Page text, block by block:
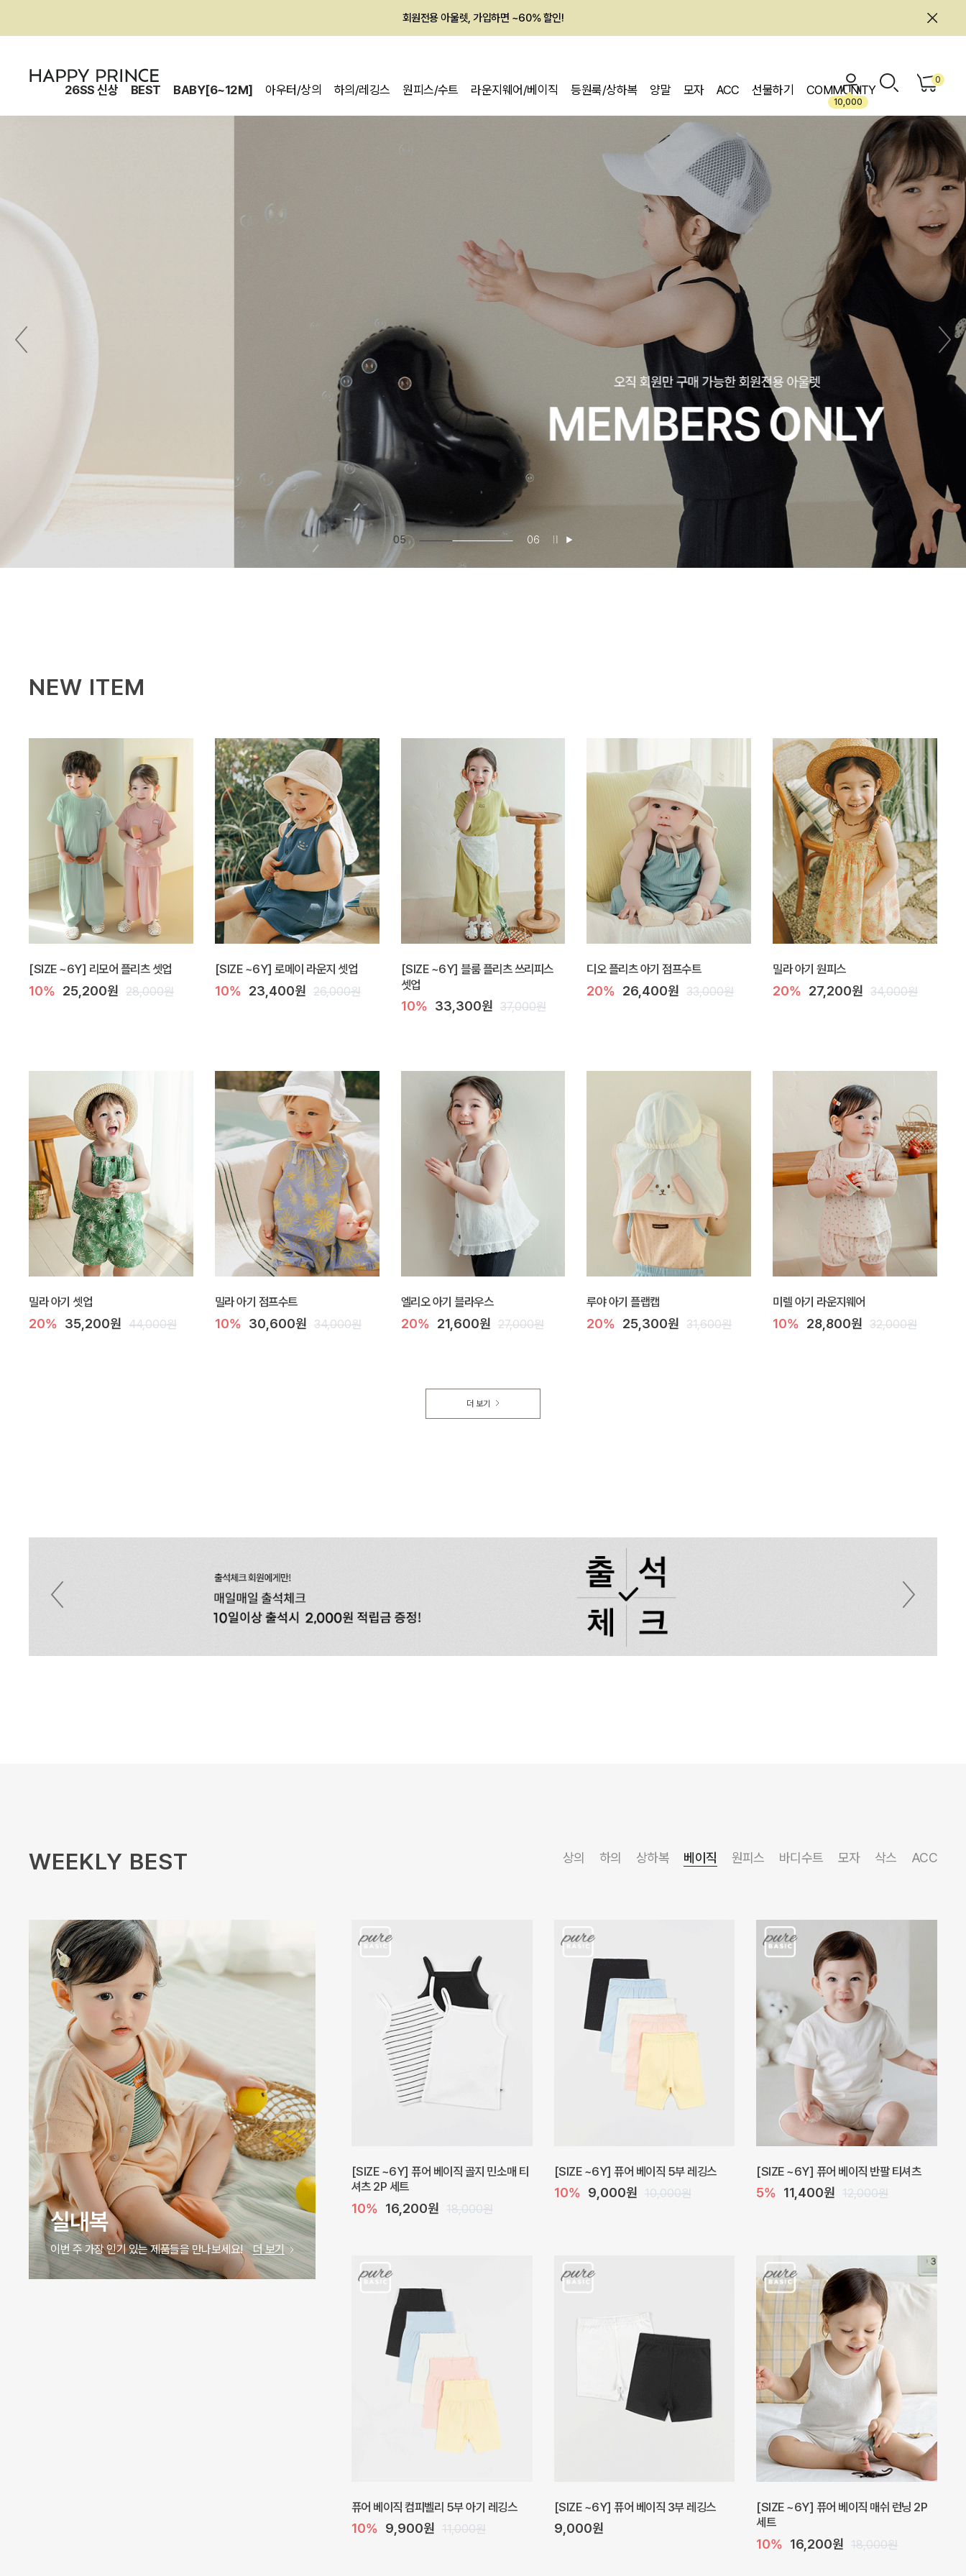
멤버십 최대 28,000원 혜택
26SS 신상 BEST BABY[6~12M] 아우터/상의 하의/레깅스 원피스/수트 라운지웨어/베이직 등원룩/상하복 양말 모자 ACC 선물하기 COMMUNITY
10,000
0
05 06
NEW ITEM
[SIZE ~6Y] 리모어 플리츠 셋업
10% 25,200원 28,000원
[SIZE ~6Y] 로메이 라운지 셋업
10% 23,400원 26,000원
[SIZE ~6Y] 블룸 플리츠 쓰리피스
셋업
10% 33,300원 37,000원
디오 플리츠 아기 점프수트
20% 26,400원 33,000원
밀라 아기 원피스
20% 27,200원 34,000원
밀라 아기 셋업
20% 35,200원 44,000원
밀라 아기 점프수트
10% 30,600원 34,000원
엘리오 아기 블라우스
20% 21,600원 27,000원
루야 아기 플랩캡
20% 25,300원 31,600원
미렐 아기 라운지웨어
10% 28,800원 32,000원
더 보기
WEEKLY BEST 상의 하의 상하복 베이직 원피스 바디수트 모자 삭스 ACC
원피스
이번 주 가장 인기 있는 제품들을 만나보세요! 더 보기
캐더린 뷔스티에 미니 아기 원피스
10% 24,300원
[SIZE ~6Y] 베르 원피스
10% 28,800원 32,000원
프로리 뷔스티에 미니 아기 원피스
20% 20,800원 26,000원
20% 29,600원 37,000원 5% 39,000원 41,000원 20% 27,200원 34,000원